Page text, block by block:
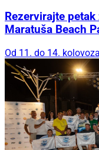
Rezervirajte
Maratuša Beach
Od 11. do 14. kolovoza